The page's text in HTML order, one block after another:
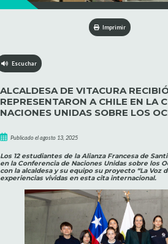
Imprimir
Escuchar
ALCALDESA DE VITACURA
REPRESENTARON A CHILE EN LA
NACIONES UNIDAS SOBRE LOS
Publicado el agosto 13, 2025
Los 12 estudiantes de la Alianza Francesa de
en la Conferencia de Naciones Unidas sobre los
con la alcaldesa y su equipo su proyecto “La Voz
experiencias vividas en esta cita internacional.